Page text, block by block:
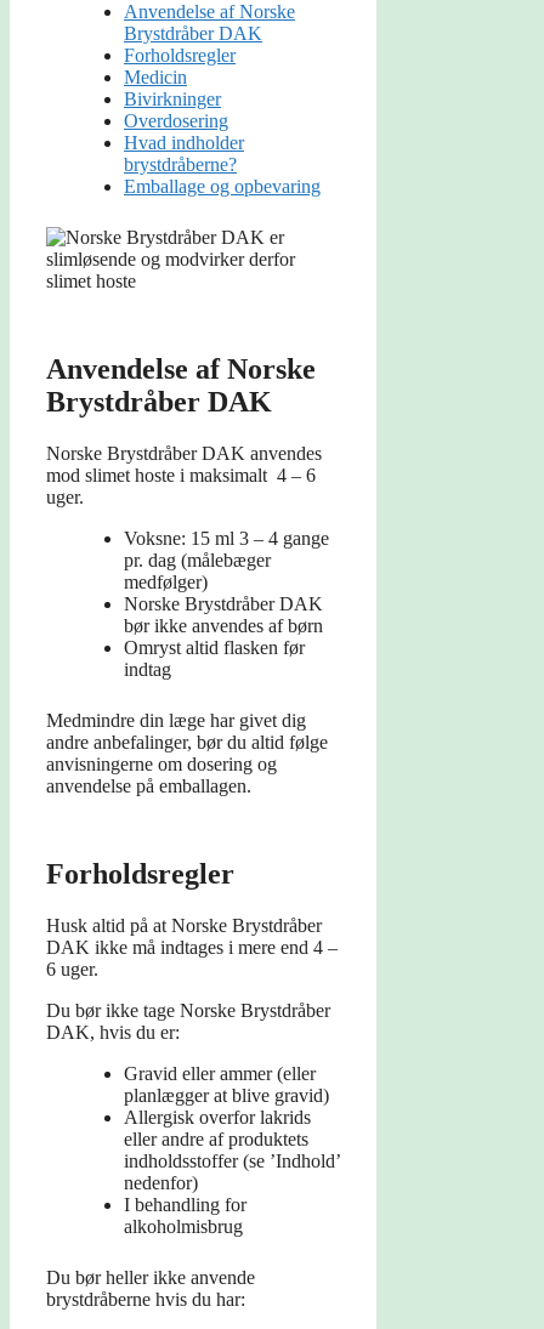
Anvendelse af Norske
Brystdråber DAK
Forholdsregler
Medicin
Bivirkninger
Overdosering
Hvad indholder
brystdråberne?
Emballage og opbevaring
Anvendelse af Norske
Brystdråber DAK
Norske Brystdråber DAK anvendes
mod slimet hoste i maksimalt 4 – 6
uger.
Voksne: 15 ml 3 – 4 gange
pr. dag (målebæger
medfølger)
Norske Brystdråber DAK
bør ikke anvendes af børn
Omryst altid flasken før
indtag
Medmindre din læge har givet dig
andre anbefalinger, bør du altid følge
anvisningerne om dosering og
anvendelse på emballagen.
Forholdsregler
Husk altid på at Norske Brystdråber
DAK ikke må indtages i mere end 4 –
6 uger.
Du bør ikke tage Norske Brystdråber
DAK, hvis du er:
Gravid eller ammer (eller
planlægger at blive gravid)
Allergisk overfor lakrids
eller andre af produktets
indholdsstoffer (se ’Indhold’
nedenfor)
I behandling for
alkoholmisbrug
Du bør heller ikke anvende
brystdråberne hvis du har: